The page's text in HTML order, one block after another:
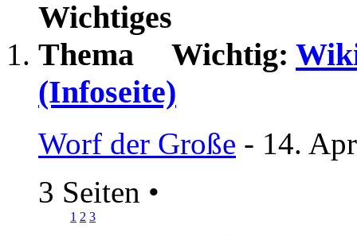
Wichtig:
(Infoseite)
Worf der Große - 14.
3 Seiten •
1 2 3